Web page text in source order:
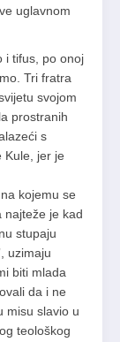
uglavnom
i tifus, po onoj
Tri fratra
svojom
prostranih
s
Kule, jer je
kojemu se
najteže je kad
stupaju
uzimaju
biti mlada
da i ne
misu slavio u
teološkog